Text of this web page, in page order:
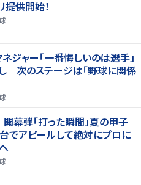
供開始！
ジャー「一番悔しいのは選手」
次のステージは「野球に関係
幕弾「打った瞬間」夏の甲子
でアピールして絶対にプロに